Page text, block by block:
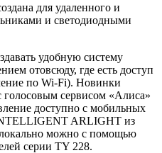
для удаленного и
и светодиодными
удобную систему
отовсюду, где есть доступ
по Wi-Fi). Новинки
сервисом «Алиса»
доступно с мобильных
ARLIGHT из
можно с помощью
серии TY 228.